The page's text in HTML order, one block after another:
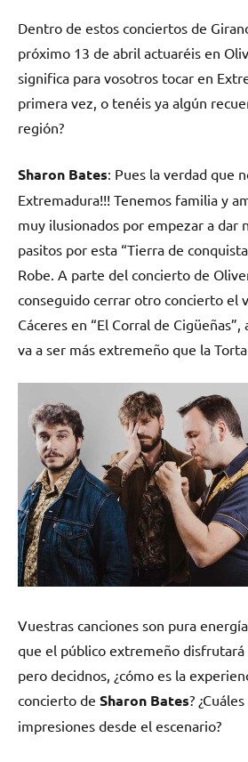
Dentro de estos conciertos de
próximo 13 de abril actuaréis en
significa para vosotros tocar en
primera vez, o tenéis ya algún
región?
Sharon Bates: Pues la verdad que
Extremadura!!! Tenemos familia y
muy ilusionados por empezar a dar
pasitos por esta “Tierra de
Robe. A parte del concierto de
conseguido cerrar otro concierto el
Cáceres en “El Corral de
va a ser más extremeño que la Torta
Vuestras canciones son pura
que el público extremeño disfrutará
pero decidnos, ¿cómo es la
concierto de Sharon Bates?
impresiones desde el escenario?